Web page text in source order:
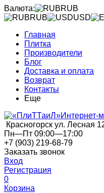
Валюта:
RUB
RUB
USD
Главная
Плитка
Производители
Блог
Доставка и оплата
Возврат
Контакты
Еще
Интернет-
Красногорск ул. Лесная
Пн—Пт 09:00—17:00
+7 (903) 219-68-79
Заказать звонок
Вход
Регистрация
0
Корзина